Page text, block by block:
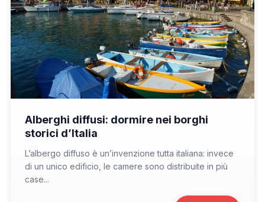
Alberghi diffusi: dormire nei borghi
storici d’Italia
L’albergo diffuso è un’invenzione tutta italiana: invece
di un unico edificio, le camere sono distribuite in più
case...